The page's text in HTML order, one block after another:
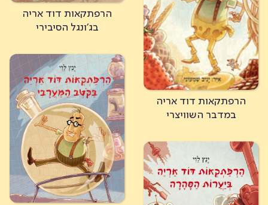
הרפתקאות דוד אריה
בג'ונגל הסיבירי
הרפתקאות דוד אריה
במדבר השוויצרי